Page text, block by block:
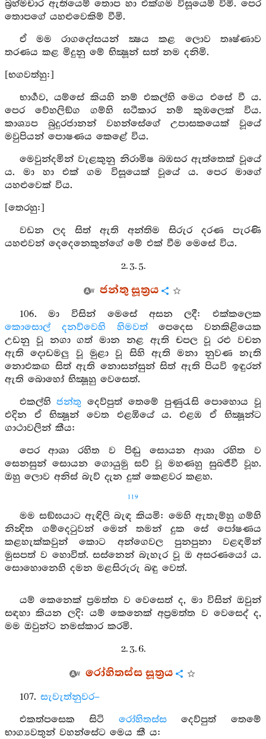
බ්‍රහ්මචාර ඇතියෙම් තොප හා එක්ගම විසූයෙම් විමි. පෙර
තොපගේ යහළුවෙකිම් වීමි.
ඒ මම රාගදෝසයන් ක්‍ෂය කළ ලොව තෘෂ්ණාව
තරණය කළ මිදුනු මේ භික්‍ෂූන් සත් නම දනිමි.
[භගවත්හු:]
භාර්‍ගව, යම්සේ කියහි නම් එකල්හි මෙය එසේ වී ය.
පෙර වේහලිඞ්ග ගම්හි ඝටීකාර නම් කුඹලෙක් විය.
කාශ්‍යප බුදුරජානන් වහන්සේගේ උපාසකයෙක් වූයේ
මවුපියන් පොෂණය කෙළේ විය.
මෙවුන්දමින් වැළකුනු නිරාමිෂ බඹසර ඇත්තෙක් වූයේ
ය. මා හා එක් ගම විසූයෙක් වූයේ ය. පෙර මාගේ
යහළුවෙක් විය.
[තෙරහු:]
වඩන ලද සිත් ඇති අන්තිම සිරුර දරණ පැරණි
යහළුවන් දෙදෙනෙකුන්ගේ මේ එක් වීම මෙසේ විය.
2. 3. 5.
ජන්තු සූත්‍රය
106. මා විසින් මෙසේ අසන ලදී: එක්කලෙක
කොසොල් දනව්වෙහි
හිමවත්පෙදෙස වනකිළියෙක
උඩනු වූ නගා ගත් මාන නළ ඇති චපල වූ රළු වචන
ඇති දොඩමලු වූ මුළා වූ සිහි ඇති මනා නුවණ නැති
නොඑකඟ සිත් ඇති නොසන්සුන් සිත් ඇති පියවි ඉඳුරන්
ඇති බොහෝ භික්‍ෂූහු වෙසෙත්.
එකල්හිජන්තු දෙව්පුත් තෙමේ පුණුරැසි පොහොය වූ
එදින ඒ භික්‍ෂූන් වෙත එළඹියේ ය. එළඹ ඒ භික්‍ෂූන්ට
ගාථාවලින් කීය:
පෙර ආශා රහිත ව පිඬු සොයන ආශා රහිත ව
සෙනසුන් සොයන ගොයුමු සව් වූ මහණහු සුඛජීවී වූහ.
ඔහු ලොව අනිස් බැව් දැන දුක් කෙළවර කළහ.
119
මම සඞ්ඝයාට ඇඳිලි බැඳ කියමි: මෙහි ඇතැම්හු ගම්හි
නින්‍දිත ගම්දෙටුවන් මෙන් තමන් දුක සේ පෝෂණය
කළහැක්කවුන් කොට අන්ගෙවල පුනපුනා වළඳමින්
මුසපත් ව හොවිත්. සස්නෙන් බැහැර වූ ඔ අසරණයෝ ය.
සොහොනෙහි දමන මළසිරුරු බඳු වෙත්.
යම් කෙනෙක් ප්‍රමත්ත ව වෙසෙත් ද, මා විසින් ඔවුන්
සඳහා කියන ලදි: යම් කෙනෙක් අප්‍රමත්ත ව වෙසෙද් ද,
මම ඔවුන්ට නමස්කාර කරමි.
2. 3. 6.
රෝහිතස්ස සූත්‍රය
107. සැවැත්නුවර–
එකත්පසෙක සිටි රෝහිතස්සදෙව්පුත් තෙමේ
භාග්‍යවතුන් වහන්සේට මෙය කී ය: